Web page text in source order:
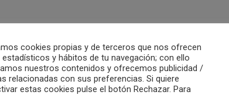
cookies propias y de terceros que nos ofrecen
y hábitos de tu navegación; con ello
nuestros contenidos y ofrecemos publicidad /
relacionadas con sus preferencias. Si quiere
estas cookies pulse el botón Rechazar. Para